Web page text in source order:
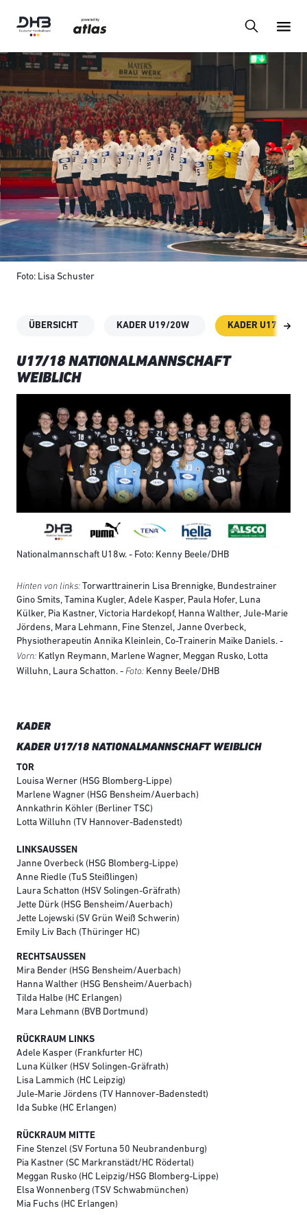
Foto: Lisa Schuster
ÜBERSICHT KADER U19/20W KADER U17/18W
U17/18 NATIONALMANNSCHAFT
WEIBLICH
Nationalmannschaft U18w. - Foto: Kenny Beele/DHB
Hinten von links: Torwarttrainerin Lisa Brennigke, Bundestrainer
Gino Smits, Tamina Kugler, Adele Kasper, Paula Hofer, Luna
Külker, Pia Kastner, Victoria Hardekopf, Hanna Walther, Jule-Marie
Jördens, Mara Lehmann, Fine Stenzel, Janne Overbeck,
Physiotherapeutin Annika Kleinlein, Co-Trainerin Maike Daniels. -
Vorn: Katlyn Reymann, Marlene Wagner, Meggan Rusko, Lotta
Willuhn, Laura Schatton. - Foto: Kenny Beele/DHB
KADER
KADER U17/18 NATIONALMANNSCHAFT WEIBLICH
TOR
Louisa Werner (HSG Blomberg-Lippe)
Marlene Wagner (HSG Bensheim/Auerbach)
Annkathrin Köhler (Berliner TSC)
Lotta Willuhn (TV Hannover-Badenstedt)
LINKSAUSSEN
Janne Overbeck (HSG Blomberg-Lippe)
Anne Riedle (TuS Steißlingen)
Laura Schatton (HSV Solingen-Gräfrath)
Jette Dürk (HSG Bensheim/Auerbach)
Jette Lojewski (SV Grün Weiß Schwerin)
Emily Liv Bach (Thüringer HC)
RECHTSAUSSEN
Mira Bender (HSG Bensheim/Auerbach)
Hanna Walther (HSG Bensheim/Auerbach)
Tilda Halbe (HC Erlangen)
Mara Lehmann (BVB Dortmund)
RÜCKRAUM LINKS
Adele Kasper (Frankfurter HC)
Luna Külker (HSV Solingen-Gräfrath)
Lisa Lammich (HC Leipzig)
Jule-Marie Jördens (TV Hannover-Badenstedt)
Ida Subke (HC Erlangen)
RÜCKRAUM MITTE
Fine Stenzel (SV Fortuna 50 Neubrandenburg)
Pia Kastner (SC Markranstädt/HC Rödertal)
Meggan Rusko (HC Leipzig/HSG Blomberg-Lippe)
Elsa Wonnenberg (TSV Schwabmünchen)
Mia Fuchs (HC Erlangen)